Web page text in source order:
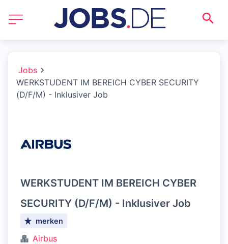
Jobs
WERKSTUDENT IM BEREICH CYBER SECURITY
(D/F/M) - Inklusiver Job
WERKSTUDENT IM BEREICH CYBER
SECURITY (D/F/M) - Inklusiver Job
merken
Airbus